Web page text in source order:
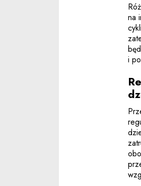
na
i